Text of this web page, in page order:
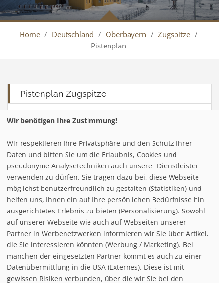
Home / Deutschland / Oberbayern / Zugspitze /
Pistenplan
Pistenplan Zugspitze
Wir benötigen Ihre Zustimmung!
Wir respektieren Ihre Privatsphäre und den Schutz Ihrer
Daten und bitten Sie um die Erlaubnis, Cookies und
pseudonyme Analysetechniken auch unserer Dienstleister
verwenden zu dürfen. Sie tragen dazu bei, diese Webseite
möglichst benutzerfreundlich zu gestalten (Statistiken) und
helfen uns, Ihnen ein auf Ihre persönlichen Bedürfnisse hin
ausgerichtetes Erlebnis zu bieten (Personalisierung). Sowohl
auf unserer Webseite wie auch auf Webseiten unserer
Partner in Werbenetzwerken informieren wir Sie über Artikel,
die Sie interessieren könnten (Werbung / Marketing). Bei
manchen der eingesetzten Partner kommt es auch zu einer
Datenübermittlung in die USA (Externes). Diese ist mit
gewissen Risiken verbunden, über die wir Sie bei den